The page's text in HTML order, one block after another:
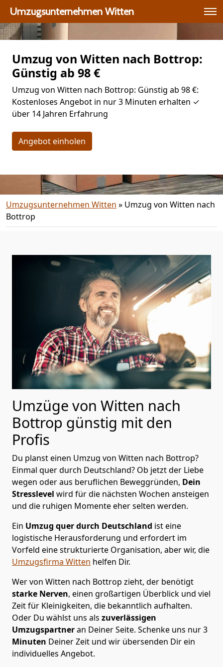
Umzugsunternehmen Witten
Umzug von Witten nach Bottrop:
Günstig ab 98 €
Umzug von Witten nach Bottrop: Günstig ab 98 €:
Kostenloses Angebot in nur 3 Minuten erhalten ✓
über 14 Jahren Erfahrung
Angebot einholen
Umzugsunternehmen Witten » Umzug von Witten nach
Bottrop
Umzüge von Witten nach
Bottrop günstig mit den
Profis
Du planst einen Umzug von Witten nach Bottrop?
Einmal quer durch Deutschland? Ob jetzt der Liebe
wegen oder aus beruflichen Beweggründen, Dein
Stresslevel wird für die nächsten Wochen ansteigen
und die ruhigen Momente eher selten werden.
Ein Umzug quer durch Deutschland ist eine
logistische Herausforderung und erfordert im
Vorfeld eine strukturierte Organisation, aber wir, die
Umzugsfirma Witten helfen Dir.
Wer von Witten nach Bottrop zieht, der benötigt
starke Nerven, einen großartigen Überblick und viel
Zeit für Kleinigkeiten, die bekanntlich aufhalten.
Oder Du wählst uns als zuverlässigen
Umzugspartneran Deiner Seite. Schenke uns nur3
Minuten Deiner Zeit und wir übersenden Dir ein
individuelles Angebot.